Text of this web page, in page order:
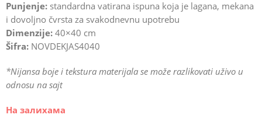
Punjenje: standardna vatirana ispuna koja je lagana, mekana
i dovoljno čvrsta za svakodnevnu upotrebu
Dimenzije: 40×40 cm
Šifra: NOVDEKJAS4040
*Nijansa boje i tekstura materijala se može razlikovati uživo u
odnosu na sajt
На залихама